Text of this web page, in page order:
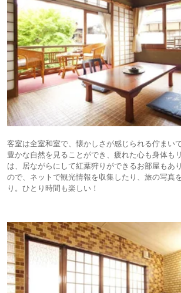
客室は全室和室で、懐かしさが感じられる佇まい
豊かな自然を見ることができ、疲れた心も身体も
は、居ながらにして紅葉狩りができるお部屋もあ
ので、ネットで観光情報を収集したり、旅の写真
り。ひとり時間も楽しい！